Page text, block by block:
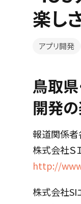
楽し
アプリ開発
鳥取県
開発
報道関係者
株式会社Ｓ
http://
株式会社SI